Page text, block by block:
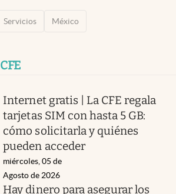
Servicios México
CFE
Internet gratis | La CFE regala
tarjetas SIM con hasta 5 GB:
cómo solicitarla y quiénes
pueden acceder
miércoles, 05 de
Agosto de 2026
Hay dinero para asegurar los